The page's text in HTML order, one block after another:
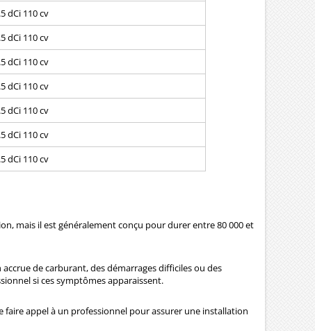
dCi 110 cv
dCi 110 cv
dCi 110 cv
dCi 110 cv
dCi 110 cv
dCi 110 cv
dCi 110 cv
mais il est généralement conçu pour durer entre 80 000 et
de carburant, des démarrages difficiles ou des
si ces symptômes apparaissent.
appel à un professionnel pour assurer une installation